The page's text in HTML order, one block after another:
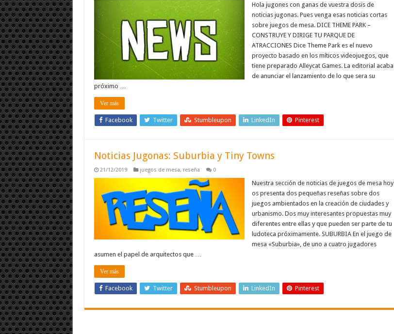
Hola jugones con ganas de vuestra dosis de
noticias jugonas. Pues venga esas noticias cortas
sobre juegos de mesa. DICE THEME PARK –
CONSTRUYE Y DIRIGE TU PARQUE DE
ATRACCIONES Dice Theme Park es el nuevo
proyecto basado en los míticos videojuegos, que
tiene preparado Alleycat Games. La editorial acaba
de anunciar el lanzamiento de lo que sera su
próximo …
Ver más
Facebook Twitter Stumbleupon LinkedIn Pinterest
Noticias Jugonas: Suburbia y Tiny Towns
21/12/2019 juegos de mesa, reseña 0
Nuestra sección de noticias de juegos de mesa hoy
os presenta dos pequeñas reseñas sobre dos
juegos ambientados en la creación de ciudades y
urbanismo. Dos muy interesantes propuestas muy
diferentes entre ellas y que pueden ser parte de tu
ludoteca próximamente. SUBURBIA En el juego de
mesa «Suburbia», de uno a cuatro jugadores
asumen el papel de arquitectos que …
Ver más
Facebook Twitter Stumbleupon LinkedIn Pinterest